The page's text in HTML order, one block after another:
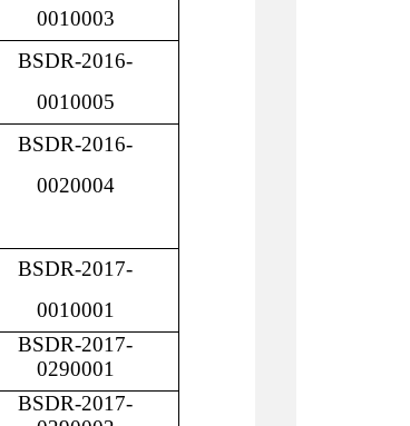
0010003
BSDR-2016-
0010005
BSDR-2016-
0020004
BSDR-2017-
0010001
BSDR-2017-
0290001
BSDR-2017-